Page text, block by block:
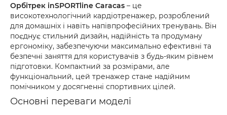
Орбітрек inSPORTline Caracas – це
високотехнологічний кардіотренажер, розроблений
для домашніх і навіть напівпрофесійних тренувань. Він
поєднує стильний дизайн, надійність та продуману
ергономіку, забезпечуючи максимально ефективні та
безпечні заняття для користувачів з будь-яким рівнем
підготовки. Компактний за розмірами, але
функціональний, цей тренажер стане надійним
помічником у досягненні спортивних цілей.
Основні переваги моделі